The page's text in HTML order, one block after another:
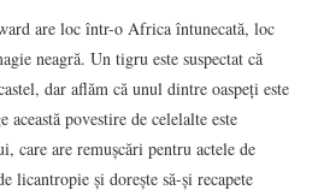
are loc într-o Africa întunecată, loc
neagră. Un tigru este suspectat că
dar aflăm că unul dintre oaspeți este
această povestire de celelalte este
care are remușcări pentru actele de
licantropie și dorește să-și recapete